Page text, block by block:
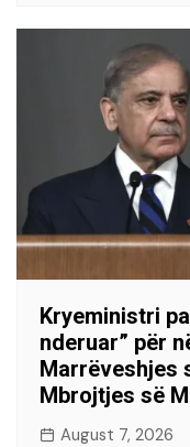
Kryeministri
nderuar” për
Marrëveshjes
Mbrojtjes së
August 7, 2026